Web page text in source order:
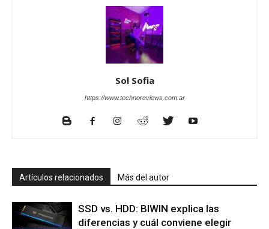
Sol Sofia
https://www.technoreviews.com.ar
Artículos relacionados Más del autor
SSD vs. HDD: BIWIN explica las
diferencias y cuál conviene elegir